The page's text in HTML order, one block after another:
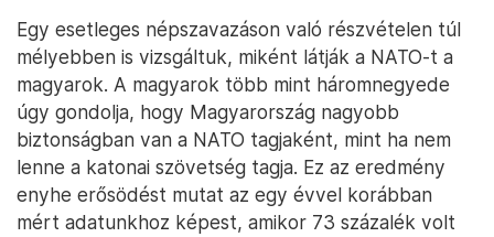
Egy esetleges népszavazáson való részvételen túl
mélyebben is vizsgáltuk, miként látják a NATO-t a
magyarok. A magyarok több mint háromnegyede
úgy gondolja, hogy Magyarország nagyobb
biztonságban van a NATO tagjaként, mint ha nem
lenne a katonai szövetség tagja. Ez az eredmény
enyhe erősödést mutat az egy évvel korábban
mért adatunkhoz képest, amikor 73 százalék volt